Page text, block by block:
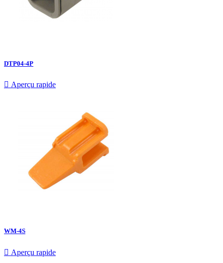
DTP04-4P
 Aperçu rapide
WM-4S
 Aperçu rapide